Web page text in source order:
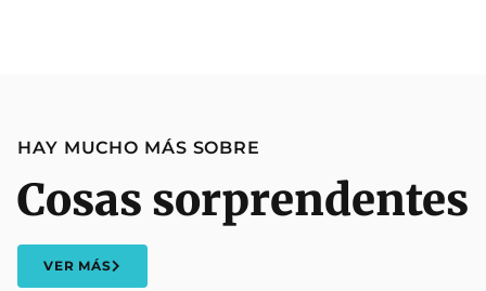
HAY MUCHO MÁS SOBRE
Cosas sorprendentes
VER MÁS